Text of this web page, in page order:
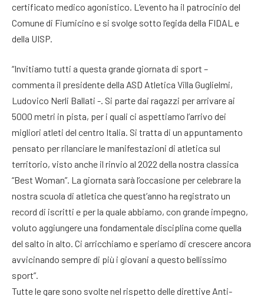
certificato medico agonistico. L’evento ha il patrocinio del
Comune di Fiumicino e si svolge sotto l’egida della FIDAL e
della UISP.
“Invitiamo tutti a questa grande giornata di sport –
commenta il presidente della ASD Atletica Villa Guglielmi,
Ludovico Nerli Ballati -. Si parte dai ragazzi per arrivare ai
5000 metri in pista, per i quali ci aspettiamo l’arrivo dei
migliori atleti del centro Italia. Si tratta di un appuntamento
pensato per rilanciare le manifestazioni di atletica sul
territorio, visto anche il rinvio al 2022 della nostra classica
“Best Woman”. La giornata sarà l’occasione per celebrare la
nostra scuola di atletica che quest’anno ha registrato un
record di iscritti e per la quale abbiamo, con grande impegno,
voluto aggiungere una fondamentale disciplina come quella
del salto in alto. Ci arricchiamo e speriamo di crescere ancora
avvicinando sempre di più i giovani a questo bellissimo
sport”.
Tutte le gare sono svolte nel rispetto delle direttive Anti-